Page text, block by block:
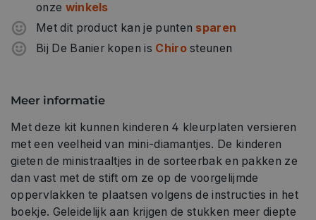
onze winkels
Met dit product kan je punten sparen
Bij De Banier kopen is Chirosteunen
Meer informatie
Met deze kit kunnen kinderen 4 kleurplaten versieren
met een veelheid van mini-diamantjes. De kinderen
gieten de ministraaltjes in de sorteerbak en pakken ze
dan vast met de stift om ze op de voorgelijmde
oppervlakken te plaatsen volgens de instructies in het
boekje. Geleidelijk aan krijgen de stukken meer diepte